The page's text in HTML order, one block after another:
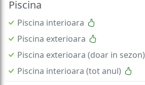
Piscina
Piscina interioara
Piscina exterioara
Piscina exterioara (doar in sezon)
Piscina interioara (tot anul)